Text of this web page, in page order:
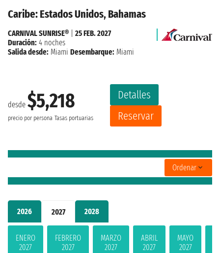
2026 2027 2028
ENERO
2027
FEBRERO
2027
MARZO
2027
ABRIL
2027
MAYO
2027
Caribe: Estados Unidos, Bahamas
desde $5,218
precio por persona Tasas portuarias
Detalles
Reservar
CARNIVAL SUNRISE®
25 FEB. 2027
Duración: 4 noches
Salida desde: Miami Desembarque: Miami
Ordenar